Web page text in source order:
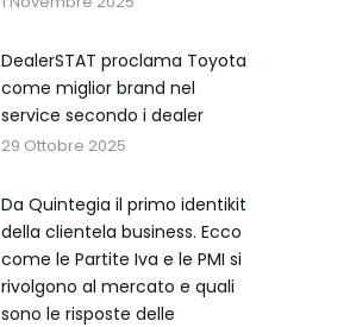
DealerSTAT proclama Toyota
come miglior brand nel
service secondo i dealer
29 Ottobre 2025
Da Quintegia il primo identikit
della clientela business. Ecco
come le Partite Iva e le PMI si
rivolgono al mercato e quali
sono le risposte delle